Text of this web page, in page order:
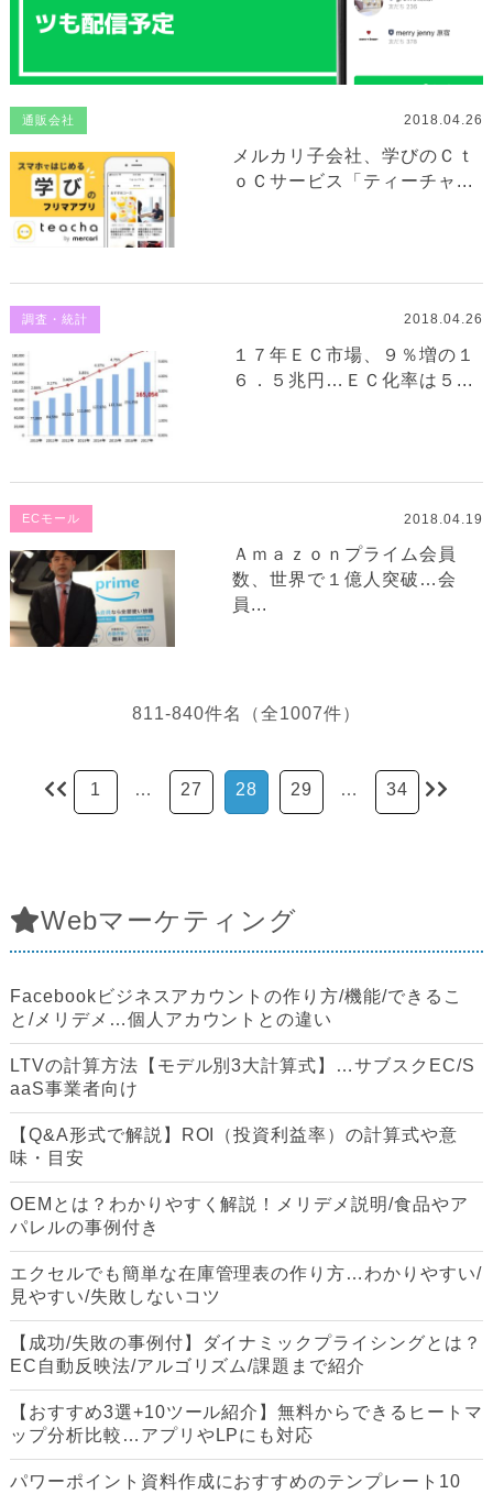
通販会社 2018.04.26
メルカリ子会社、学びのＣｔ
ｏＣサービス「ティーチャ...
調査・統計 2018.04.26
１７年ＥＣ市場、９％増の１
６．５兆円…ＥＣ化率は５...
ECモール 2018.04.19
Ａｍａｚｏｎプライム会員
数、世界で１億人突破…会
員...
811-840件名（全1007件）
1 … 27 28 29 … 34
Webマーケティング
Facebookビジネスアカウントの作り方/機能/できるこ
と/メリデメ…個人アカウントとの違い
LTVの計算方法【モデル別3大計算式】…サブスクEC/S
aaS事業者向け
【Q&A形式で解説】ROI（投資利益率）の計算式や意
味・目安
OEMとは？わかりやすく解説！メリデメ説明/食品やア
パレルの事例付き
エクセルでも簡単な在庫管理表の作り方…わかりやすい/
見やすい/失敗しないコツ
【成功/失敗の事例付】ダイナミックプライシングとは？
EC自動反映法/アルゴリズム/課題まで紹介
【おすすめ3選+10ツール紹介】無料からできるヒートマ
ップ分析比較…アプリやLPにも対応
パワーポイント資料作成におすすめのテンプレート10